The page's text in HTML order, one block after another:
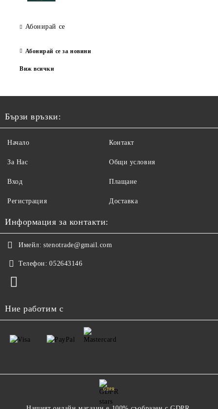
Абонирай се
Абонирай се за новини
Виж всички
Бързи връзки:
Начало
За Нас
Вход
Регистрация
Контакт
Общи условия
Плащане
Доставка
Информация за контакти:
Имейл: stenotrade@gmail.com
Телефон: 052643146
Ние работим с
GDPR